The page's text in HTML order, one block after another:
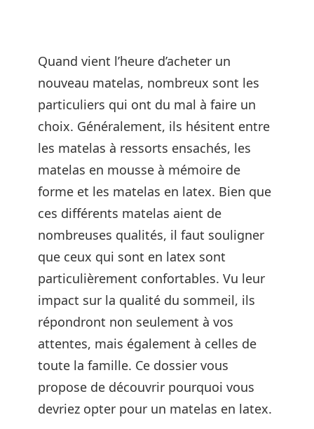
Quand vient l’heure d’acheter un
nouveau matelas, nombreux sont les
particuliers qui ont du mal à faire un
choix. Généralement, ils hésitent entre
les matelas à ressorts ensachés, les
matelas en mousse à mémoire de
forme et les matelas en latex. Bien que
ces différents matelas aient de
nombreuses qualités, il faut souligner
que ceux qui sont en latex sont
particulièrement confortables. Vu leur
impact sur la qualité du sommeil, ils
répondront non seulement à vos
attentes, mais également à celles de
toute la famille. Ce dossier vous
propose de découvrir pourquoi vous
devriez opter pour un matelas en latex.